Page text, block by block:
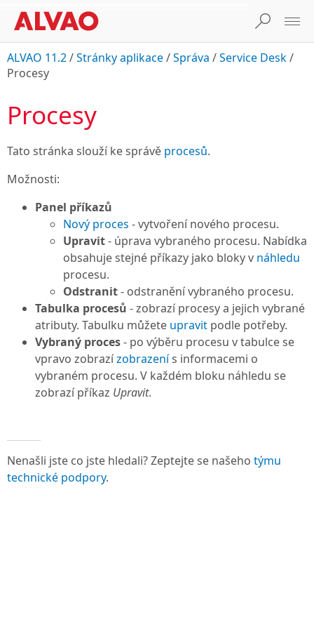
ALVAO 11.2/Stránky aplikace/Správa /Service Desk/
Procesy
Procesy
Tato stránka slouží ke správě procesů.
Možnosti:
Panel příkazů
Nový proces - vytvoření nového procesu.
Upravit- úprava vybraného procesu. Nabídka
obsahuje stejné příkazy jako bloky v náhledu
procesu.
Odstranit- odstranění vybraného procesu.
Tabulka procesů - zobrazí procesy a jejich vybrané
atributy. Tabulku můžete upravit podle potřeby.
Vybraný proces- po výběru procesu v tabulce se
vpravo zobrazízobrazenís informacemi o
vybraném procesu. V každém bloku náhledu se
zobrazí příkaz Upravit.
Nenašli jste co jste hledali? Zeptejte se našeho týmu
technické podpory.